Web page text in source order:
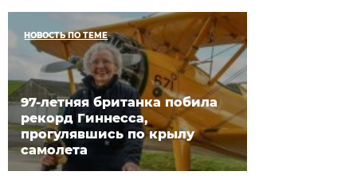
НОВОСТЬ ПО ТЕМЕ
97-летняя британка побила
рекорд Гиннесса,
прогулявшись по крылу
самолета